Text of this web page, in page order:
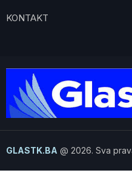
KONTAKT
GLASTK.BA @ 2026. Sva